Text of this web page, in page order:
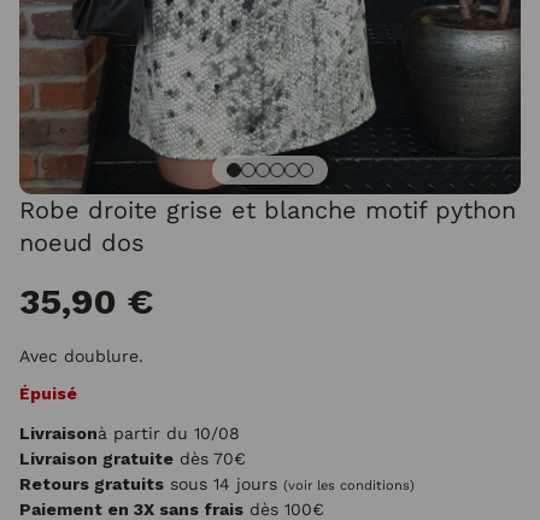
Robe droite grise et blanche motif python
noeud dos
35,90 €
Avec doublure.
Épuisé
Livraisonà partir du 10/08
Livraison gratuite dès 70€
Retours gratuits sous 14 jours (voir les conditions)
Paiement en 3X sans frais dès 100€